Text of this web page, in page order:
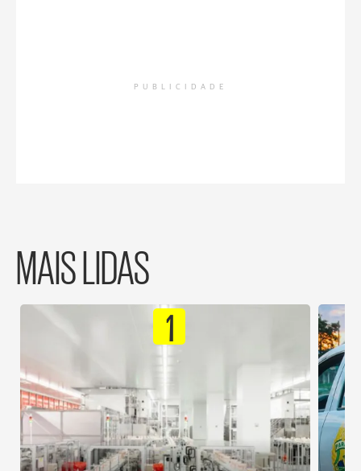
PUBLICIDADE
MAIS LIDAS
1